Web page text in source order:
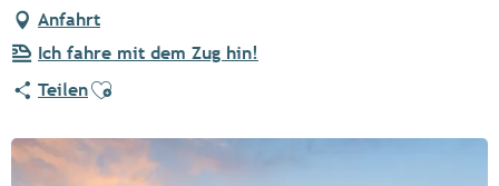
Anfahrt
Ich fahre mit dem Zug hin!
TeilenAjouter aux favoris